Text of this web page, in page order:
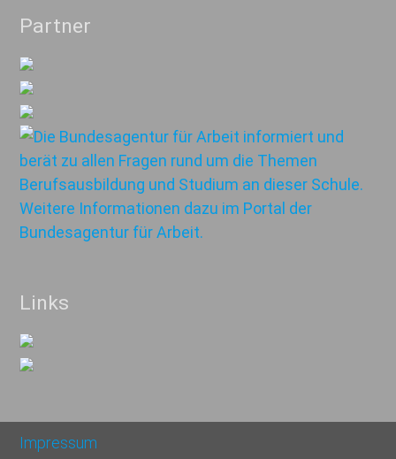
Partner
Links
Impressum